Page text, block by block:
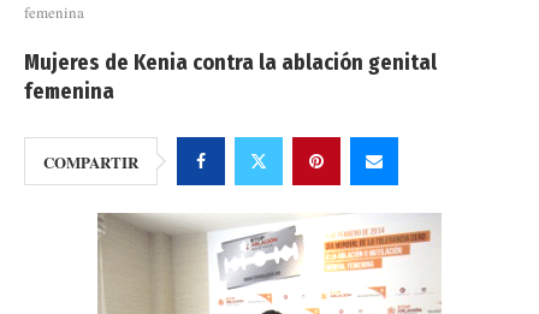
femenina
Mujeres de Kenia contra la ablación genital
femenina
COMPARTIR